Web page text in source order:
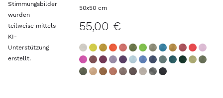
50x50 cm
55,00 €
Stimmungsbilder
wurden
teilweise mittels
KI-
Unterstützung
erstellt.